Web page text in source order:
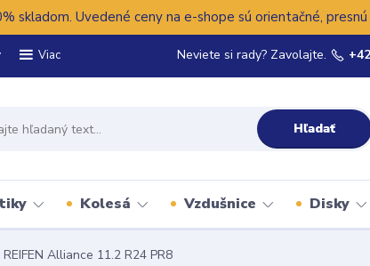
skladom. Uvedené ceny na e-shope sú orientačné,
Viac
Hľadať
Neviete si rady? Zavolajte.
Kolesá Vzdušnice Disky
REIFEN Alliance 11.2 R24 PR8